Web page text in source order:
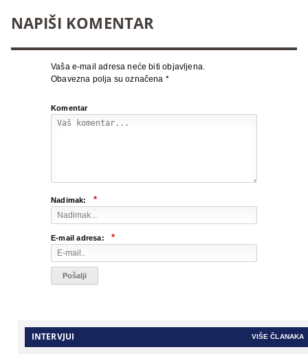
NAPIŠI KOMENTAR
Vaša e-mail adresa neće biti objavljena.
Obavezna polja su označena *
Komentar
Nadimak: *
E-mail adresa: *
INTERVJUI VIŠE ČLANAKA